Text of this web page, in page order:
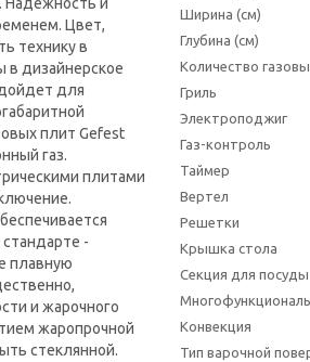
Цвет,
технику в
в дизайнерское
для
плит Gefest
газ.
плитами
-
плавную
и жарочного
жаропрочной
стеклянной.
Ширина (см)
Глубина (см)
Количество
Гриль
Электроподжиг
Газ-контроль
Таймер
Вертел
Решетки
Крышка стола
Секция для посуды
Конвекция
Тип варочной